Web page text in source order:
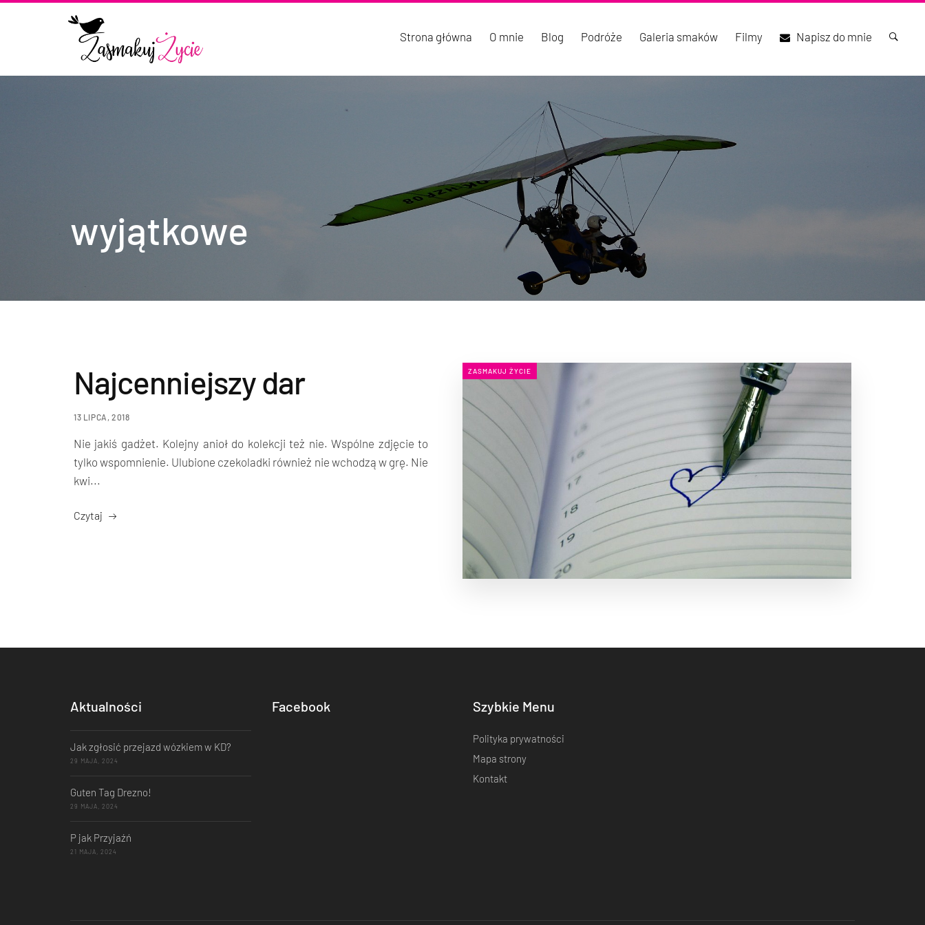
Strona główna O mnie Blog Podróże Galeria smaków Filmy Napisz do mnie
wyjątkowe
ZASMAKUJ ŻYCIE
Najcenniejszy dar
13 LIPCA, 2018
Nie jakiś gadżet. Kolejny anioł do kolekcji też nie. Wspólne zdjęcie to
tylko wspomnienie. Ulubione czekoladki również nie wchodzą w grę. Nie
kwi...
Czytaj
Aktualności
Jak zgłosić przejazd wózkiem w KD?
29 MAJA, 2024
Guten Tag Drezno!
29 MAJA, 2024
P jak Przyjaźń
21 MAJA, 2024
Facebook Szybkie Menu
Polityka prywatności
Mapa strony
Kontakt